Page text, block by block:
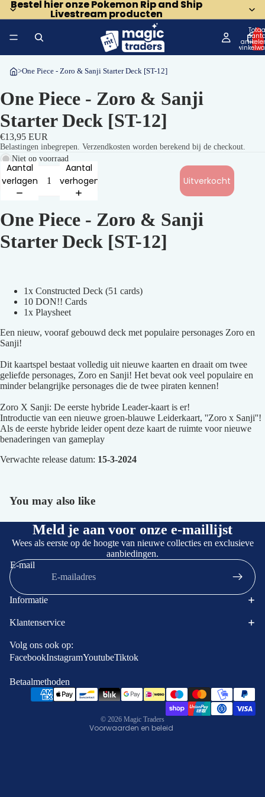
Bestel hier onze Pokemon Rip and Ship
Livestream producten
Bestel hier onze Pokemon Rip and Ship
Livestream producten
0
>One Piece - Zoro & Sanji Starter Deck [ST-12]
Afbeelding
openen
volledig
One Piece - Zoro & Sanji
Starter Deck [ST-12]
€13,95 EUR
Belastingen inbegrepen. Verzendkosten worden berekend bij de checkout.
Niet op voorraad
Aantal
verlagen
Aantal
verhogen
Uitverkocht
One Piece - Zoro & Sanji
Starter Deck [ST-12]
1x Constructed Deck (51 cards)
10 DON!! Cards
1x Playsheet
Een nieuw, vooraf gebouwd deck met populaire personages Zoro en
Sanji!
Dit kaartspel bestaat volledig uit nieuwe kaarten en draait om twee
geliefde personages, Zoro en Sanji! Het bevat ook veel populaire en
minder belangrijke personages die de twee piraten kennen!
Zoro X Sanji: De eerste hybride Leader-kaart is er!
Introductie van een nieuwe groen-blauwe Leiderkaart, ''Zoro x Sanji''!
Als de eerste hybride leider opent deze kaart de ruimte voor nieuwe
benaderingen van gameplay
Verwachte release datum: 15-3-2024
You may also like
Meld je aan voor onze e-maillijst
Wees als eerste op de hoogte van nieuwe collecties en exclusieve
aanbiedingen.
E-mail
Informatie
Klantenservice
Volg ons ook op:
FacebookInstagramYoutubeTiktok
Betaalmethoden
© 2026 Magic Traders
Voorwaarden en beleid
Terugbetalingsbeleid
Contactgegevens
Privacybeleid
Verzendbeleid